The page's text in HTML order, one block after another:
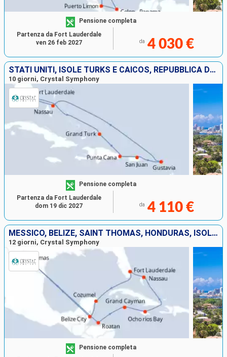
Pensione completa
da 4 030 €
Partenza da Fort Lauderdale
ven 26 feb 2027
STATI UNITI, ISOLE TURKS E CAICOS, REPUBBLICA DOMINICANA, PORTORICO, FRANCIA, BAHAMAS
10 giorni, Crystal Symphony
Pensione completa
da 4 110 €
Partenza da Fort Lauderdale
dom 19 dic 2027
MESSICO, BELIZE, SAINT THOMAS, HONDURAS, ISOLE CAYMAN, GIAMAICA, BAHAMAS, STATI UNITI
12 giorni, Crystal Symphony
Pensione completa